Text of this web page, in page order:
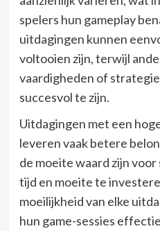
spelers hun gameplay
uitdagingen kunnen
voltooien zijn, terwijl
vaardigheden of
succesvol te zijn.
Uitdagingen met een
leveren vaak betere
de moeite waard zijn
tijd en moeite te
moeilijkheid van elke
hun game-sessies